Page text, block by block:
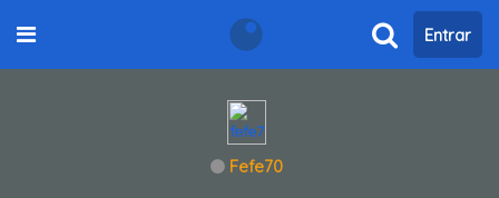
Entrar
Fefe70